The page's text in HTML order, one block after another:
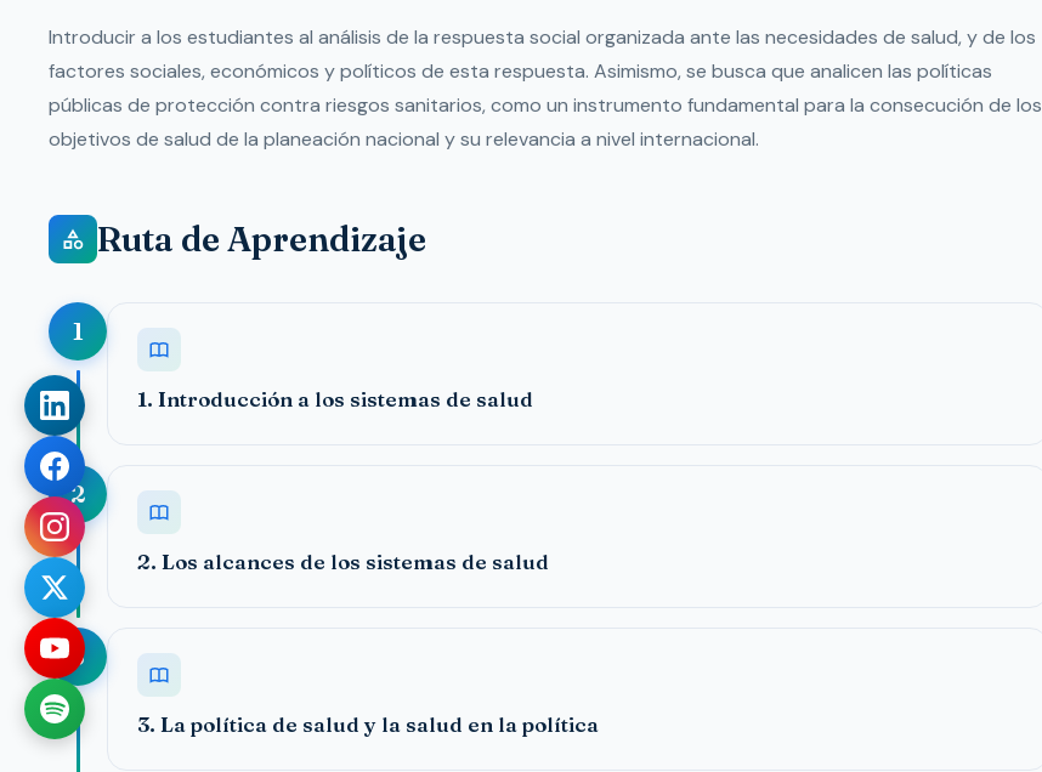
Introducir a los estudiantes al análisis de la respuesta social organizada ante las necesidades de salud, y de los
factores sociales, económicos y políticos de esta respuesta. Asimismo, se busca que analicen las políticas
públicas de protección contra riesgos sanitarios, como un instrumento fundamental para la consecución de los
objetivos de salud de la planeación nacional y su relevancia a nivel internacional.
Ruta de Aprendizaje
1
1. Introducción a los sistemas de salud
2
2. Los alcances de los sistemas de salud
3
3. La política de salud y la salud en la política